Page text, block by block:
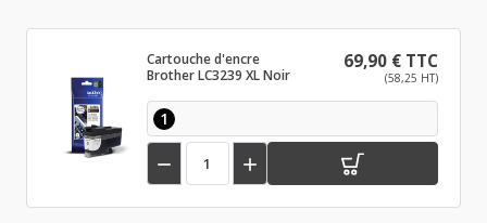
Cartouche d'encre
Brother LC3239 XL Noir
69,90 € TTC
(58,25 HT)
1
 